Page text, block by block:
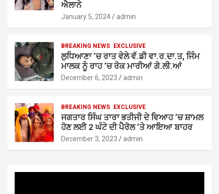
ਐਲਾਨੇ
January 5, 2024 admin
BREAKING NEWS EXCLUSIVE
ਲੁਧਿਆਣਾ ‘ਚ ਰਾਤ ਵੇਲੇ ਵੱ.ਡੀ ਵਾ.ਰ.ਦਾ.ਤ, ਜਿੰਮ
ਮਾਲਕ ਨੂੰ ਰਾਹ ‘ਚ ਰੋਕ ਮਾਰੀਆਂ ਗੋ.ਲੀ.ਆਂ
December 6, 2023 admin
BREAKING NEWS EXCLUSIVE
ਜਗਤਾਰ ਸਿੰਘ ਤਾਰਾ ਭਤੀਜੀ ਦੇ ਵਿਆਹ ‘ਚ ਸ਼ਾਮਲ
ਹੋਣ ਲਈ 2 ਘੰਟੇ ਦੀ ਪੈਰੋਲ ‘ਤੇ ਆਇਆ ਬਾਹਰ
December 3, 2023 admin